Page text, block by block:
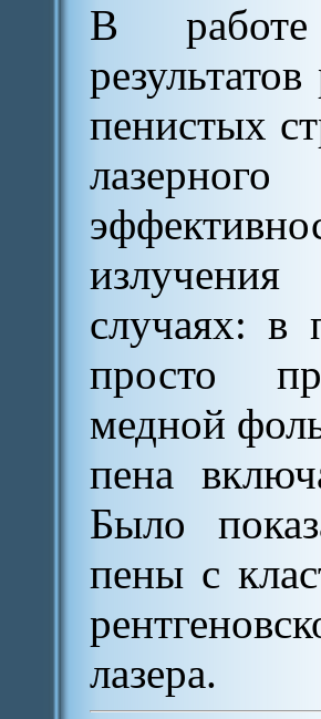
В работе
пенистых
случаях: в
просто
медной
пена
Было
пены с
лазера.